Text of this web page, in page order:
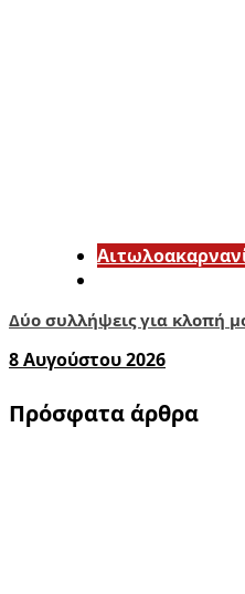
Δύο συλλήψεις για κλοπή
8 Αυγούστου 2026
Πρόσφατα άρθρα